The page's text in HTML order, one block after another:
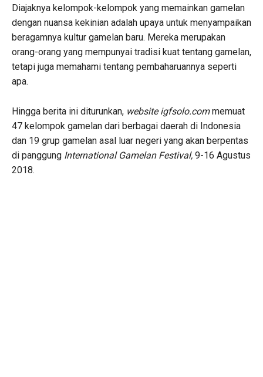
Diajaknya kelompok-kelompok yang memainkan gamelan
dengan nuansa kekinian adalah upaya untuk menyampaikan
beragamnya kultur gamelan baru. Mereka merupakan
orang-orang yang mempunyai tradisi kuat tentang gamelan,
tetapi juga memahami tentang pembaharuannya seperti
apa.
Hingga berita ini diturunkan, website igfsolo.commemuat
47 kelompok gamelan dari berbagai daerah di Indonesia
dan 19 grup gamelan asal luar negeri yang akan berpentas
di panggung International Gamelan Festival, 9-16 Agustus
2018.